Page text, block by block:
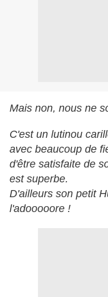
Mais non, nous ne
C'est un lutinou
avec beaucoup de
d'être satisfaite de
est superbe.
D'ailleurs son petit
l'adooooore !